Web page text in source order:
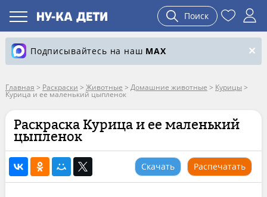
Поиск
Подписывайтесь на наш MAX
Главная > Раскраски > Животные > Домашние животные > Курицы >
Курица и ее маленький цыпленок
Раскраска Курица и ее маленький
цыпленок
Скачать Распечатать